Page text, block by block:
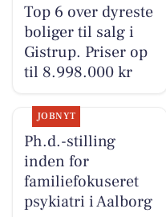
Top 6 over dyreste
boliger til salg i
Gistrup. Priser op
til 8.998.000 kr
JOBNYT
Ph.d.-stilling
inden for
familiefokuseret
psykiatri i Aalborg